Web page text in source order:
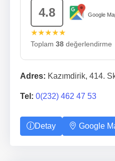
4.8 Google
★★★★★
Toplam 38 değerlendirme
Adres: Kazımdirik, 414.
Tel: 0(232) 462 47 53
Detay Google